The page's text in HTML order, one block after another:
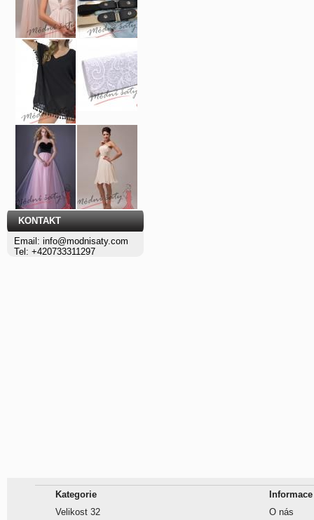
KONTAKT
Email: info@modnisaty.com
Tel: +420733311297
Kategorie
Velikost 32
Informace
O nás